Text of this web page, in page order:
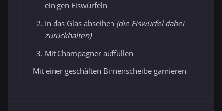
einigen Eiswürfeln
In das Glas abseihen (die Eiswürfel dabei
zurückhalten)
Mit Champagner auffüllen
Mit einer geschälten Birnenscheibe garnieren